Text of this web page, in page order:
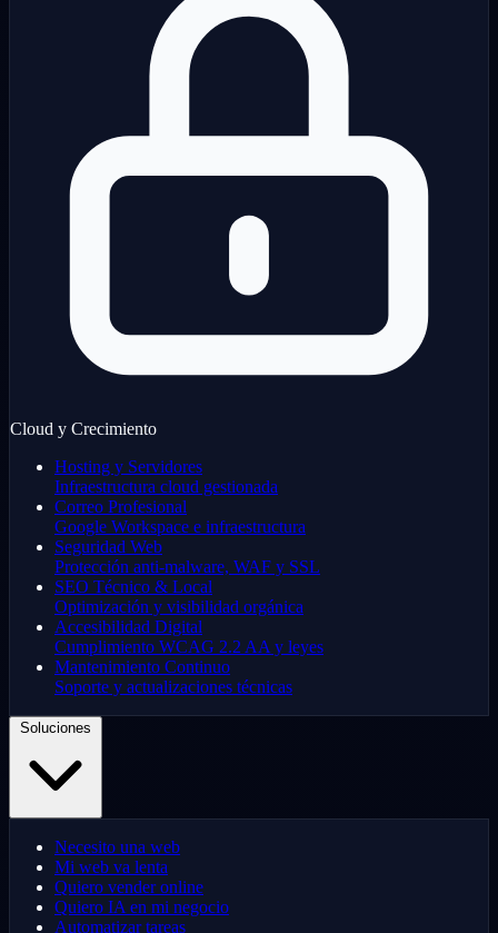
Cloud y Crecimiento
Hosting y Servidores
Infraestructura cloud gestionada
Correo Profesional
Google Workspace e infraestructura
Seguridad Web
Protección anti-malware, WAF y SSL
SEO Técnico & Local
Optimización y visibilidad orgánica
Accesibilidad Digital
Cumplimiento WCAG 2.2 AA y leyes
Mantenimiento Continuo
Soporte y actualizaciones técnicas
Necesito una web
Mi web va lenta
Quiero vender online
Quiero IA en mi negocio
Automatizar tareas